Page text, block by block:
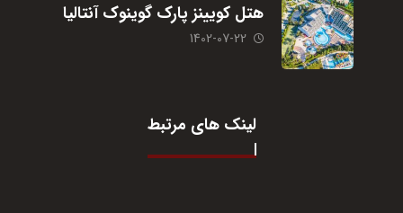
هتل کویینز پارک گوینوک آنتالیا
1402-07-22
لینک های مرتبط